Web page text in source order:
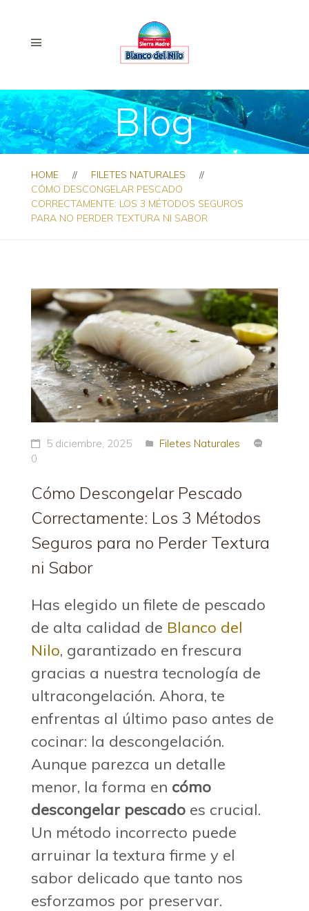
Blog
HOME
FILETES NATURALES
CÓMO DESCONGELAR PESCADO
CORRECTAMENTE: LOS 3 MÉTODOS SEGUROS
PARA NO PERDER TEXTURA NI SABOR
5 diciembre, 2025
Filetes Naturales
0
Cómo Descongelar Pescado
Correctamente: Los 3 Métodos
Seguros para no Perder Textura
ni Sabor
Has elegido un filete de pescado
de alta calidad de Blanco del
Nilo, garantizado en frescura
gracias a nuestra tecnología de
ultracongelación. Ahora, te
enfrentas al último paso antes de
cocinar: la descongelación.
Aunque parezca un detalle
menor, la forma en cómo
descongelar pescado es crucial.
Un método incorrecto puede
arruinar la textura firme y el
sabor delicado que tanto nos
esforzamos por preservar.